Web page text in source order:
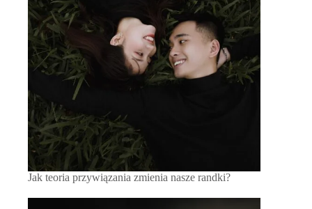
Jak teoria przywiązania zmienia nasze randki?